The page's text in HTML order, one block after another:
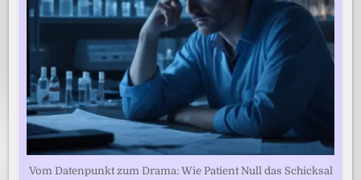
Vom Datenpunkt zum Drama: Wie Patient Null das Schicksal